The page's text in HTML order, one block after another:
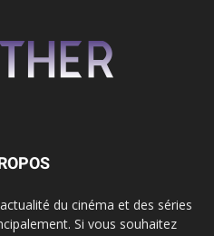
du cinéma et des séries
Si vous souhaitez